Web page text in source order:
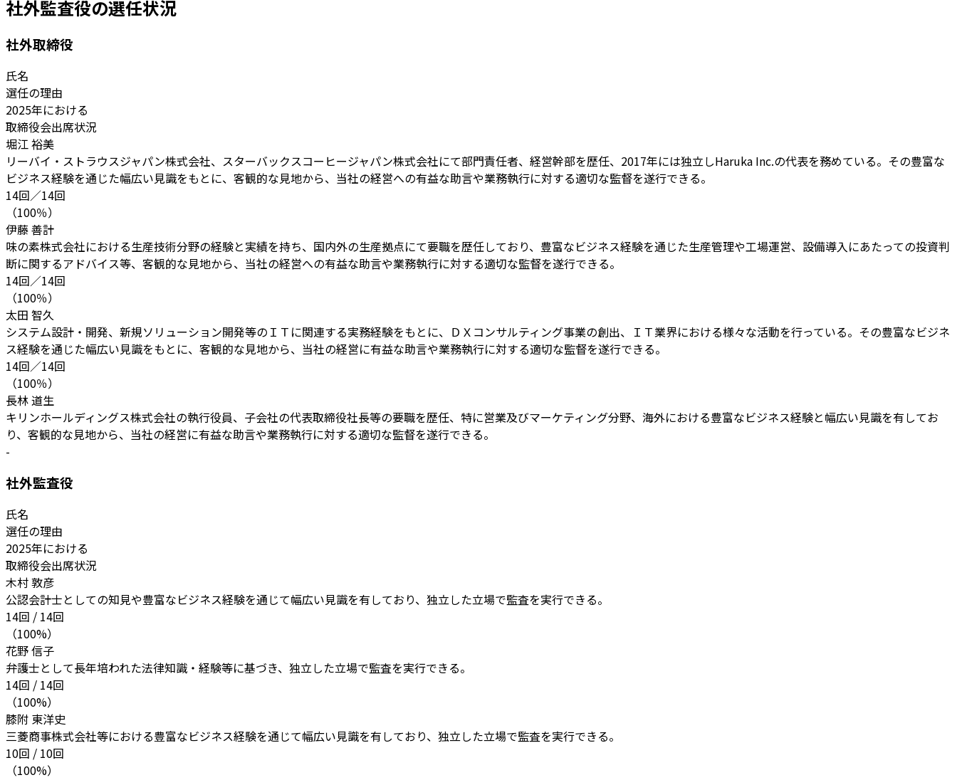
社外監査役の選任状況
社外取締役
氏名
選任の理由
2025年における
取締役会出席状況
堀江 裕美
リーバイ・ストラウスジャパン株式会社、スターバックスコーヒージャパン株式会社にて部門責任者、経営幹部を歴任、2017年には独立しHaruka Inc.の代表を務めている。その豊富な
ビジネス経験を通じた幅広い見識をもとに、客観的な見地から、当社の経営への有益な助言や業務執行に対する適切な監督を遂行できる。
14回／14回
（100％）
伊藤 善計
味の素株式会社における生産技術分野の経験と実績を持ち、国内外の生産拠点にて要職を歴任しており、豊富なビジネス経験を通じた生産管理や工場運営、設備導入にあたっての投資判
断に関するアドバイス等、客観的な見地から、当社の経営への有益な助言や業務執行に対する適切な監督を遂行できる。
14回／14回
（100％）
太田 智久
システム設計・開発、新規ソリューション開発等のＩＴに関連する実務経験をもとに、ＤＸコンサルティング事業の創出、ＩＴ業界における様々な活動を行っている。その豊富なビジネ
ス経験を通じた幅広い見識をもとに、客観的な見地から、当社の経営に有益な助言や業務執行に対する適切な監督を遂行できる。
14回／14回
（100％）
長林 道生
キリンホールディングス株式会社の執行役員、子会社の代表取締役社長等の要職を歴任、特に営業及びマーケティング分野、海外における豊富なビジネス経験と幅広い見識を有してお
り、客観的な見地から、当社の経営に有益な助言や業務執行に対する適切な監督を遂行できる。
-
社外監査役
氏名
選任の理由
2025年における
取締役会出席状況
木村 敦彦
公認会計士としての知見や豊富なビジネス経験を通じて幅広い見識を有しており、独立した立場で監査を実行できる。
14回 / 14回
（100%）
花野 信子
弁護士として長年培われた法律知識・経験等に基づき、独立した立場で監査を実行できる。
14回 / 14回
（100%）
膝附 東洋史
三菱商事株式会社等における豊富なビジネス経験を通じて幅広い見識を有しており、独立した立場で監査を実行できる。
10回 / 10回
（100%）